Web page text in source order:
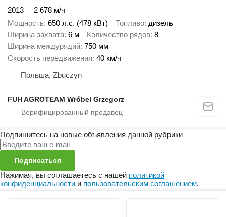
2013
2 678 м/ч
Мощность 650 л.с. (478 кВт) Топливо дизель
Ширина захвата 6 м Количество рядов 8
Ширина междурядий 750 мм
Скорость передвижения 40 км/ч
Польша, Zbuczyn
FUH AGROTEAM Wróbel Grzegorz
Подпишитесь на новые объявления данной рубрики
Подписаться
Нажимая, вы соглашаетесь с нашей политикой
конфиденциальности и пользовательским соглашением.